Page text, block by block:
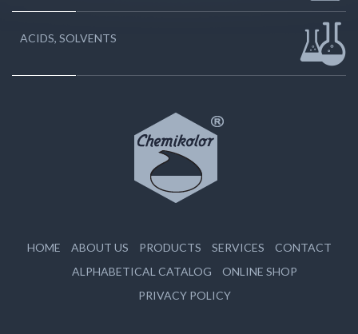
ACIDS, SOLVENTS
HOME ABOUT US PRODUCTS SERVICES
CONTACT
ALPHABETICAL CATALOG
ONLINE SHOP
PRIVACY POLICY